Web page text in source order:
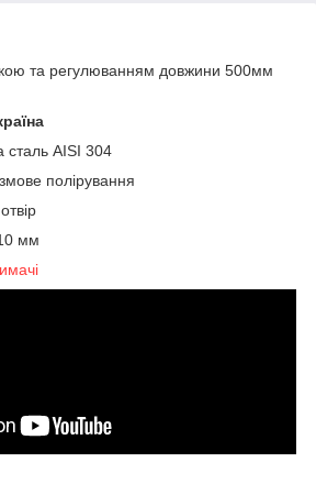
та регулюванням довжини 500мм
сталь AISI 304
полірування
мм